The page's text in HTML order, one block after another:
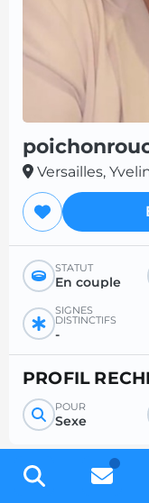
Versailles,
STATUT
En couple
SIGNES
DISTINCTIFS
-
PROFIL
POUR
Sexe
Inscrivez-vous